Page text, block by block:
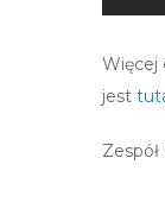
Więcej
jest